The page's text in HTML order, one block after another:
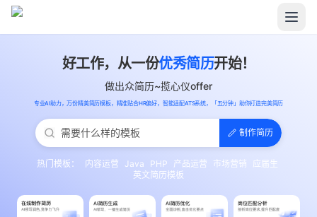
好工作，从一份优秀简历开始！
做出众简历~揽心仪offer
专业AI助力，万份精美简历模板，精准贴合HR偏好，智能适配ATS系统，「五分钟」助你打造完美简历
制作简历
热门模板： 内容运营 Java PHP 产品运营 市场营销
应届生
英文简历模板